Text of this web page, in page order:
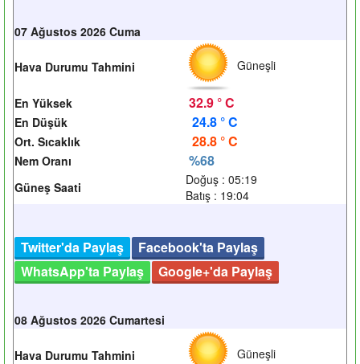
07 Ağustos 2026 Cuma
Hava Durumu Tahmini Güneşli
En Yüksek 32.9 ° C
En Düşük 24.8 ° C
Ort. Sıcaklık 28.8 ° C
Nem Oranı %68
Güneş Saati
Doğuş : 05:19
Batış : 19:04
Twitter'da Paylaş
Facebook'ta Paylaş
WhatsApp'ta Paylaş
Google+'da Paylaş
08 Ağustos 2026 Cumartesi
Hava Durumu Tahmini Güneşli